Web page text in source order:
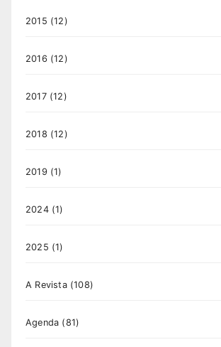
2015 (12)
2016 (12)
2017(12)
2018 (12)
2019 (1)
2024(1)
2025 (1)
A Revista(108)
Agenda (81)